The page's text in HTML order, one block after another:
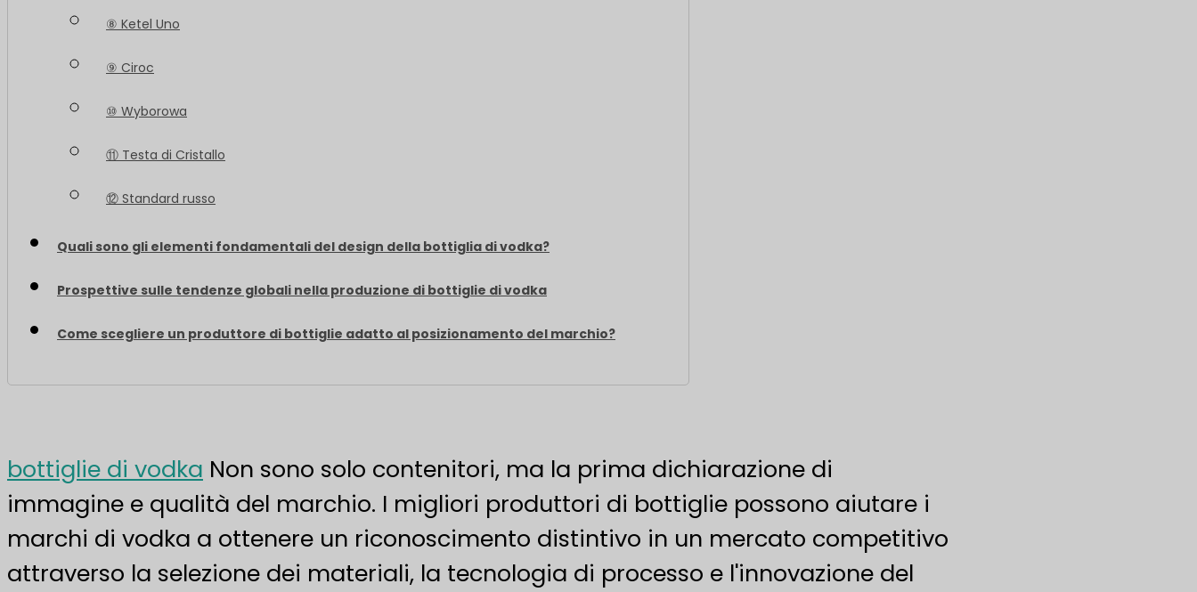
⑧ Ketel Uno
⑨ Ciroc
⑩ Wyborowa
⑪ Testa di Cristallo
⑫ Standard russo
Quali sono gli elementi fondamentali del design della bottiglia di vodka?
Prospettive sulle tendenze globali nella produzione di bottiglie di vodka
Come scegliere un produttore di bottiglie adatto al posizionamento del marchio?
bottiglie di vodka Non sono solo contenitori, ma la prima dichiarazione di
immagine e qualità del marchio. I migliori produttori di bottiglie possono aiutare i
marchi di vodka a ottenere un riconoscimento distintivo in un mercato competitivo
attraverso la selezione dei materiali, la tecnologia di processo e l'innovazione del